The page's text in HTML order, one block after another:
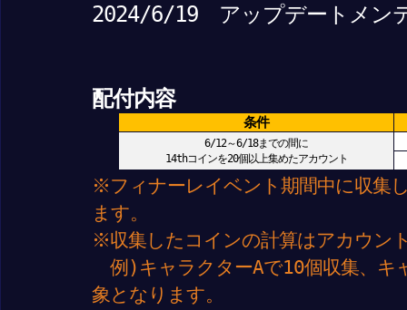
2024/6/19 アップデートメン
配付内容
条件
6/12～6/18までの間に
14thコインを20個以上集めたアカウント
※フィナーレイベント期間中に収集
ます。
※収集したコインの計算はアカウン
例)キャラクターAで10個収集、キ
象となります。